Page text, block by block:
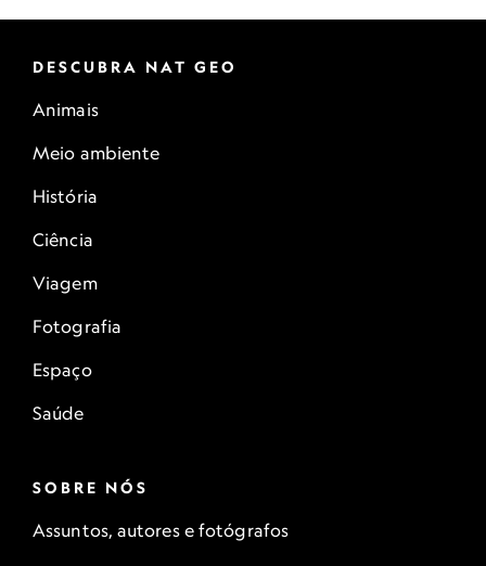
DESCUBRA NAT GEO
Animais
Meio ambiente
História
Ciência
Viagem
Fotografia
Espaço
Saúde
SOBRE NÓS
Assuntos, autores e fotógrafos